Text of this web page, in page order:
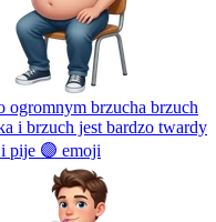
ogromnym brzucha brzuch
i brzuch jest bardzo twardy
pije 🟣 emoji